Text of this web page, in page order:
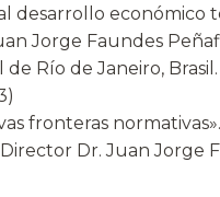
desarrollo
Jorge Faundes
Río de Janeiro, Brasil.
fronteras
Dr. Juan Jorge